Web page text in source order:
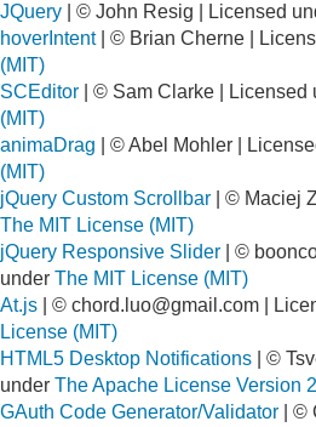
JQuery | © John Resig | Licensed
hoverIntent| © Brian Cherne |
(MIT)
SCEditor | © Sam Clarke | Licensed
(MIT)
animaDrag | © Abel Mohler |
(MIT)
jQuery Custom Scrollbar | © Maciej
The MIT License (MIT)
jQuery Responsive Slider | ©
under The MIT License (MIT)
At.js | © chord.luo@gmail.com |
License (MIT)
HTML5 Desktop Notifications | ©
under The Apache License Version
GAuth Code Generator/Validator | ©